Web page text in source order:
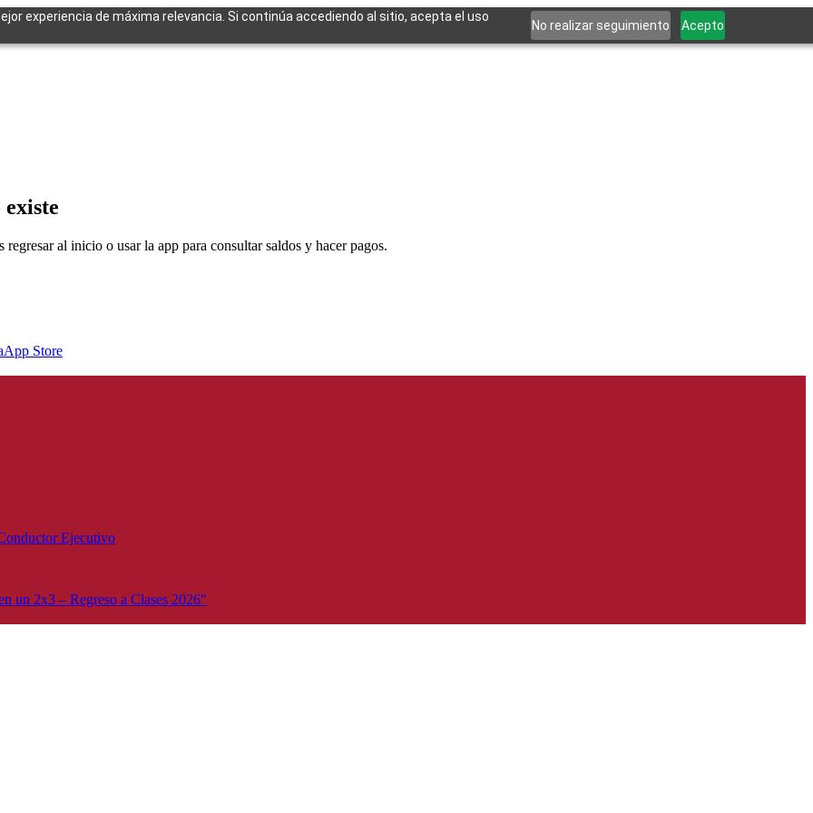
experiencia de máxima relevancia. Si continúa accediendo al sitio, acepta el uso
No realizar seguimiento Acepto
al inicio o usar la app para consultar saldos y hacer pagos.
App Store
Ejecutivo
un 2x3 – Regreso a Clases 2026"